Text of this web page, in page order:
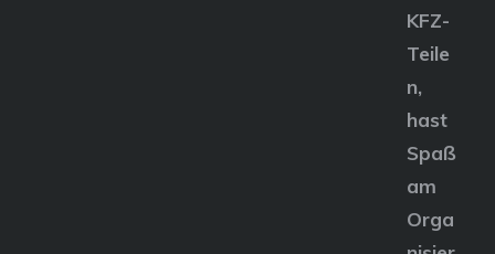
KFZ-
Teile
n,
hast
Spaß
am
Orga